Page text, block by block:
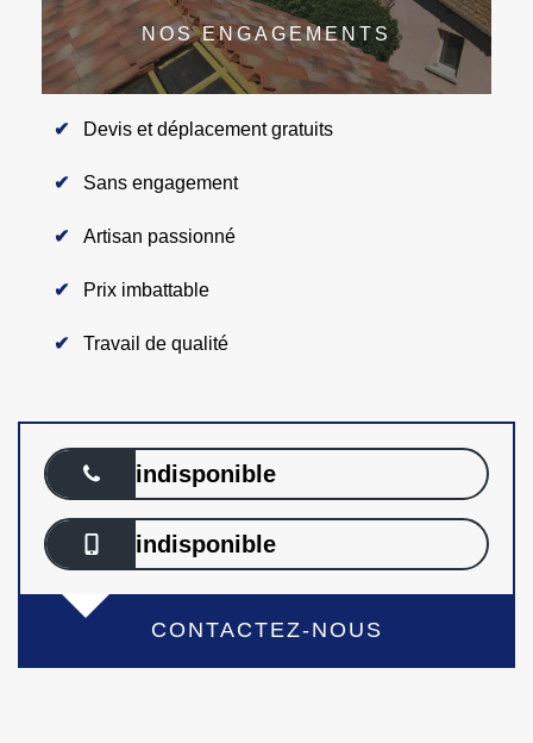
NOS ENGAGEMENTS
Devis et déplacement gratuits
Sans engagement
Artisan passionné
Prix imbattable
Travail de qualité
indisponible
indisponible
CONTACTEZ-NOUS